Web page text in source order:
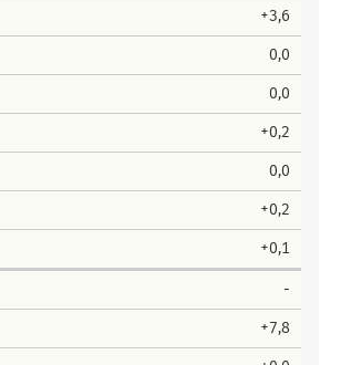
+3,6
0,0
0,0
+0,2
0,0
+0,2
+0,1
-
+7,8